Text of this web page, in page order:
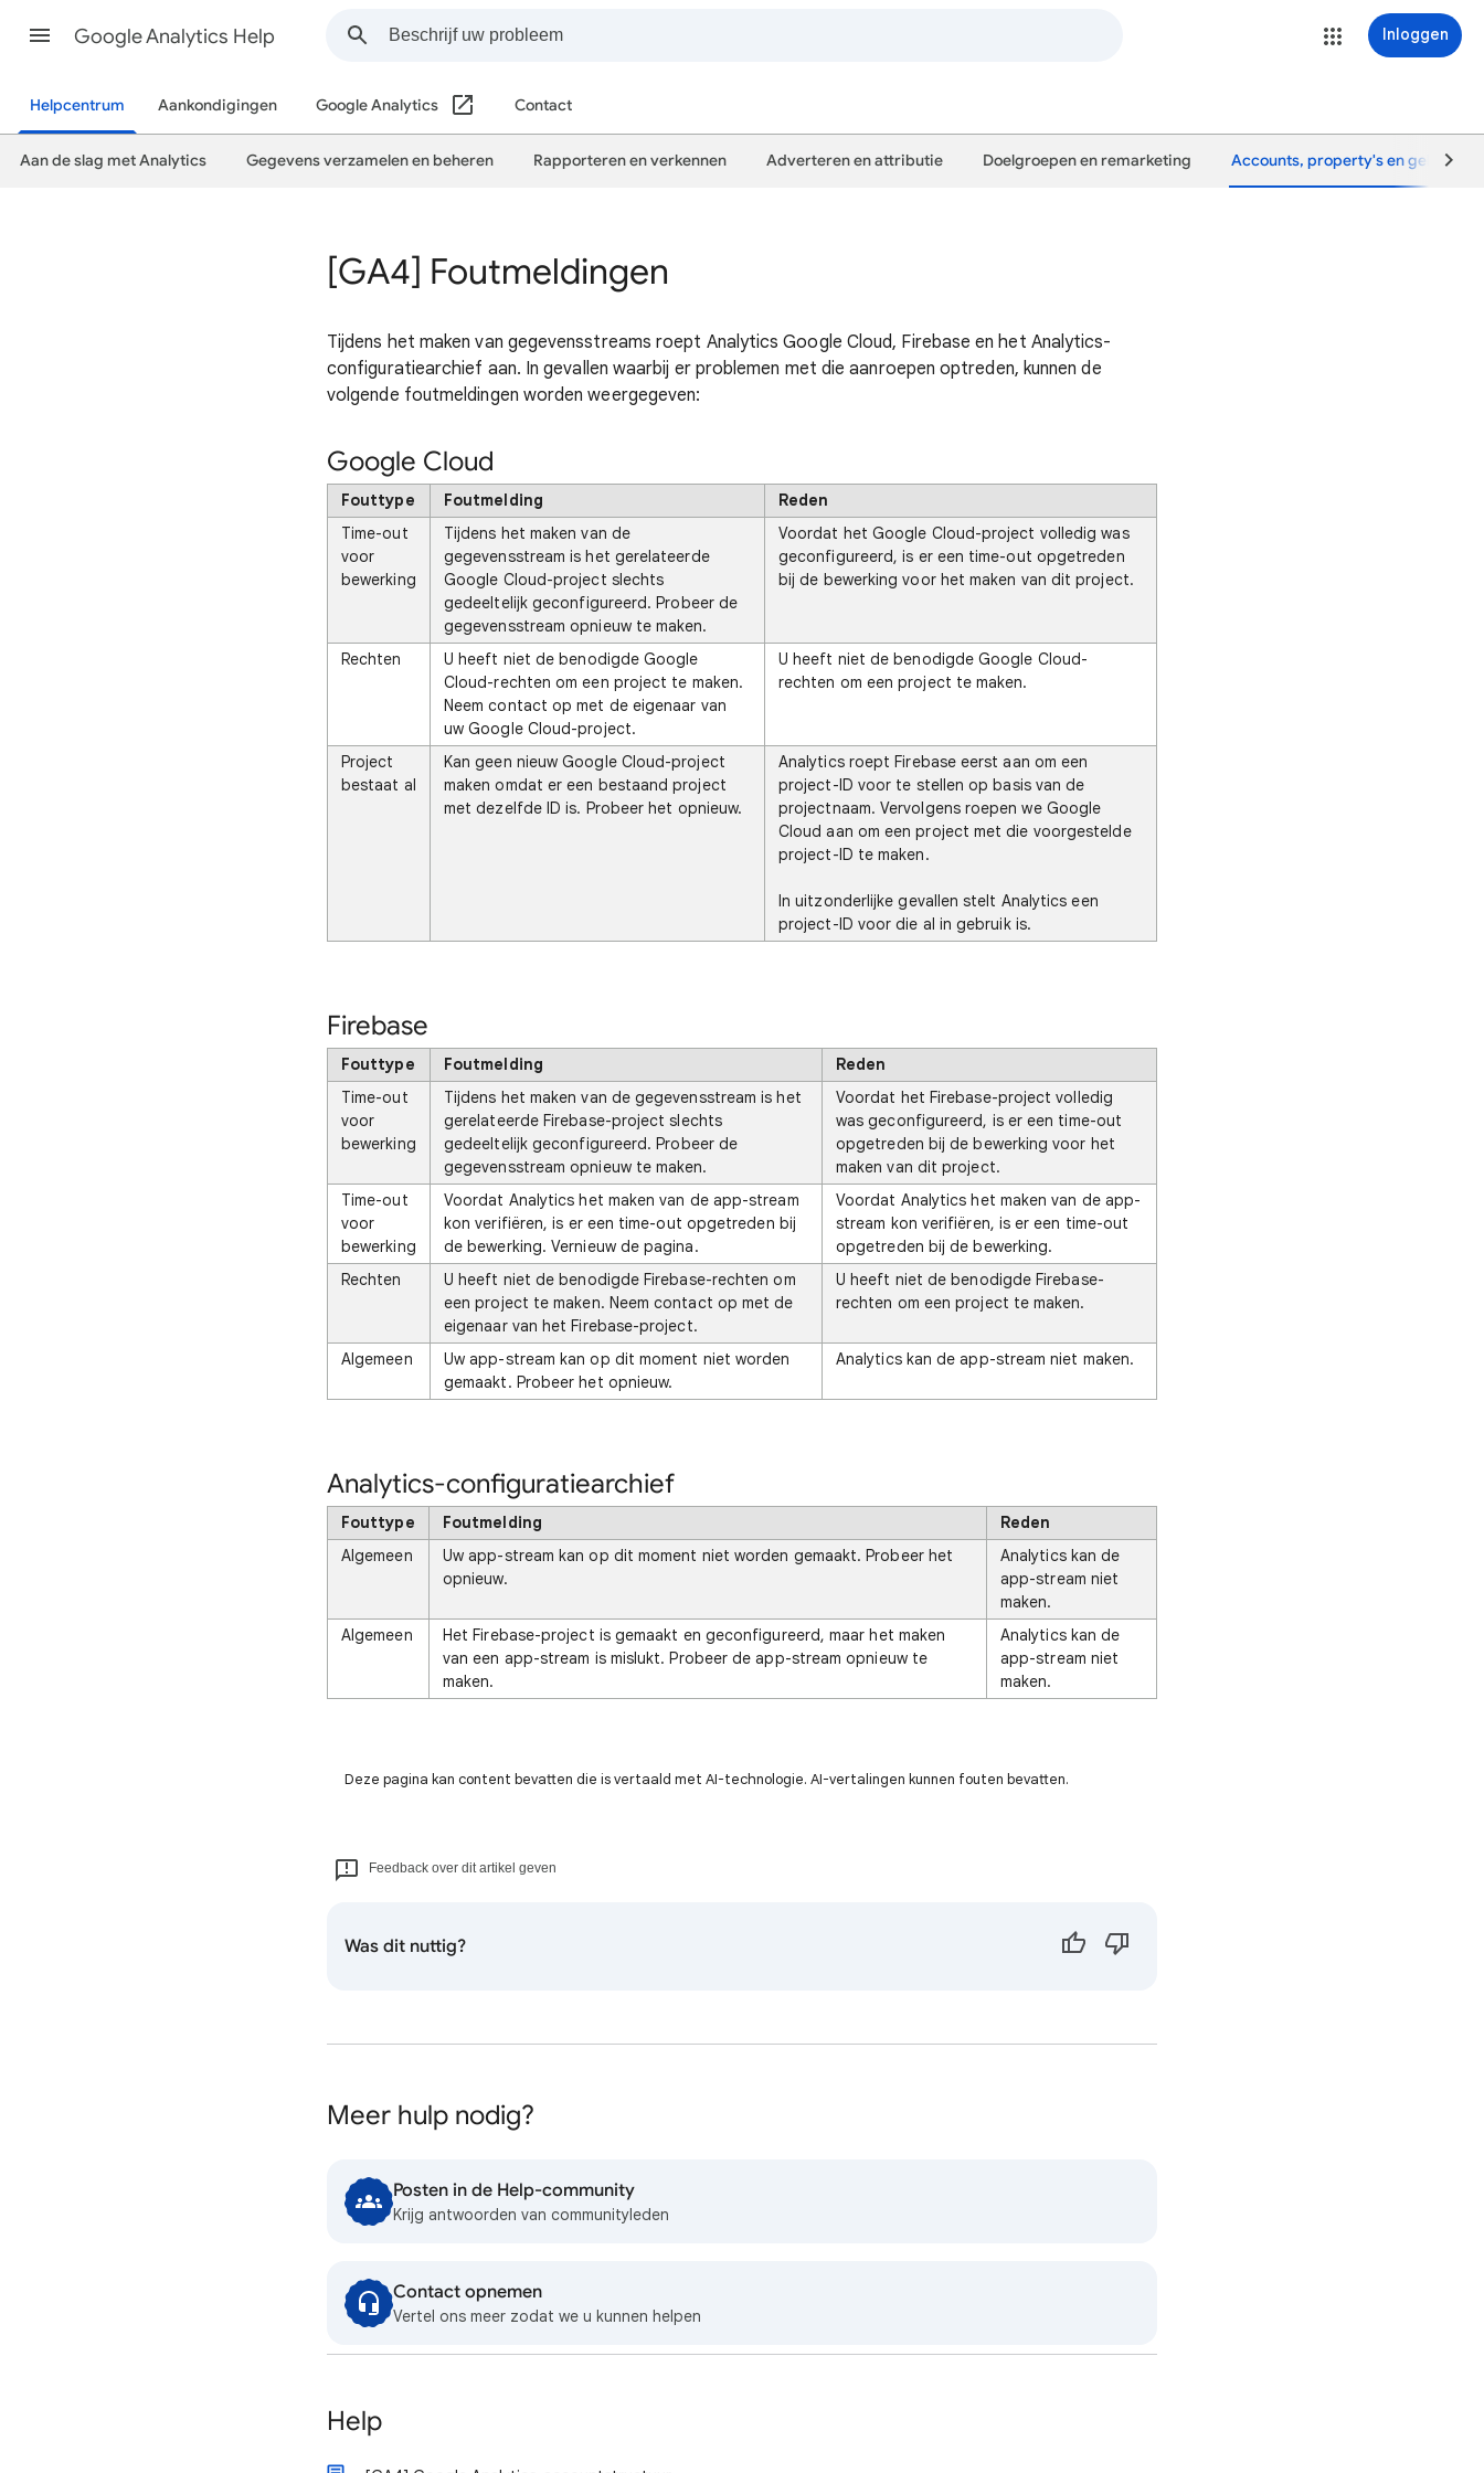
Google Analytics Help Inloggen
Helpcentrum Aankondigingen Google Analytics Contact
Aan de slag met Analytics Gegevens verzamelen en beheren Rapporteren en verkennen Adverteren en attributie Doelgroepen en remarketing Accounts, property's en
[GA4] Foutmeldingen
Tijdens het maken van gegevensstreams roept Analytics Google Cloud, Firebase en het Analytics-
configuratiearchief aan. In gevallen waarbij er problemen met die aanroepen optreden, kunnen de
volgende foutmeldingen worden weergegeven:
Google Cloud
Fouttype Foutmelding
Reden
Time-out
voor
bewerking
Tijdens het maken van de
gegevensstream is het gerelateerde
Google Cloud-project slechts
gedeeltelijk geconfigureerd. Probeer de
gegevensstream opnieuw te maken.
Voordat het Google Cloud-project volledig was
geconfigureerd, is er een time-out opgetreden
bij de bewerking voor het maken van dit project.
Rechten
U heeft niet de benodigde Google
Cloud-rechten om een project te maken.
Neem contact op met de eigenaar van
uw Google Cloud-project.
U heeft niet de benodigde Google Cloud-
rechten om een project te maken.
Project
bestaat al
Kan geen nieuw Google Cloud-project
maken omdat er een bestaand project
met dezelfde ID is. Probeer het opnieuw.
Analytics roept Firebase eerst aan om een
project-ID voor te stellen op basis van de
projectnaam. Vervolgens roepen we Google
Cloud aan om een project met die voorgestelde
project-ID te maken.
In uitzonderlijke gevallen stelt Analytics een
project-ID voor die al in gebruik is.
Firebase
Fouttype Foutmelding
Reden
Time-out
voor
bewerking
Tijdens het maken van de gegevensstream is het
gerelateerde Firebase-project slechts
gedeeltelijk geconfigureerd. Probeer de
gegevensstream opnieuw te maken.
Voordat het Firebase-project volledig
was geconfigureerd, is er een time-out
opgetreden bij de bewerking voor het
maken van dit project.
Time-out
voor
bewerking
Voordat Analytics het maken van de app-stream
kon verifiëren, is er een time-out opgetreden bij
de bewerking. Vernieuw de pagina.
Voordat Analytics het maken van de app-
stream kon verifiëren, is er een time-out
opgetreden bij de bewerking.
Rechten
U heeft niet de benodigde Firebase-rechten om
een project te maken. Neem contact op met de
eigenaar van het Firebase-project.
U heeft niet de benodigde Firebase-
rechten om een project te maken.
Algemeen
Uw app-stream kan op dit moment niet worden
gemaakt. Probeer het opnieuw.
Analytics kan de app-stream niet maken.
Analytics-configuratiearchief
Fouttype Foutmelding
Reden
Algemeen
Uw app-stream kan op dit moment niet worden gemaakt. Probeer het
opnieuw.
Analytics kan de
app-stream niet
maken.
Algemeen
Het Firebase-project is gemaakt en geconfigureerd, maar het maken
van een app-stream is mislukt. Probeer de app-stream opnieuw te
maken.
Analytics kan de
app-stream niet
maken.
Deze pagina kan content bevatten die is vertaald met AI-technologie. AI-vertalingen kunnen fouten bevatten.
Feedback over dit artikel geven
Was dit nuttig?
Meer hulp nodig?
Posten in de Help-community
Krijg antwoorden van communityleden
Contact opnemen
Vertel ons meer zodat we u kunnen helpen
Help